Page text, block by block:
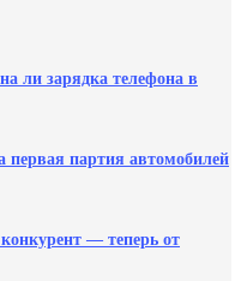
ли зарядка телефона в
партия автомобилей
— теперь от